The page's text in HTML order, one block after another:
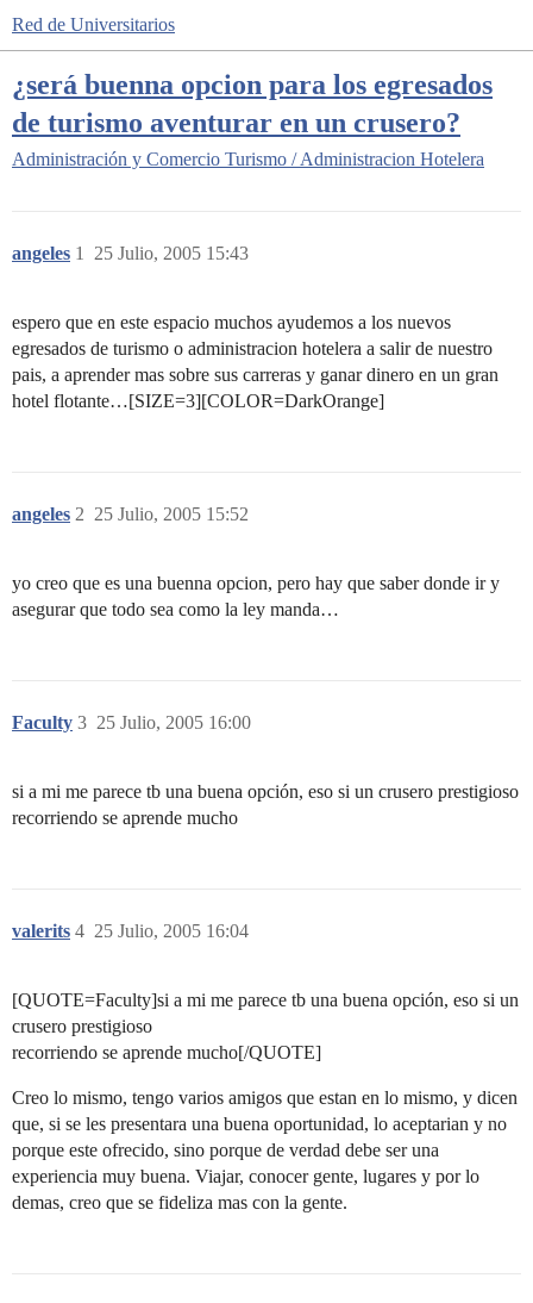
Red de Universitarios
¿será buenna opcion para los egresados
de turismo aventurar en un crusero?
Administración y Comercio Turismo / Administracion Hotelera
angeles 25 Julio, 2005 15:43
1
espero que en este espacio muchos ayudemos a los nuevos
egresados de turismo o administracion hotelera a salir de nuestro
pais, a aprender mas sobre sus carreras y ganar dinero en un gran
hotel flotante…[SIZE=3][COLOR=DarkOrange]
angeles 25 Julio, 2005 15:52
2
yo creo que es una buenna opcion, pero hay que saber donde ir y
asegurar que todo sea como la ley manda…
Faculty 25 Julio, 2005 16:00
3
si a mi me parece tb una buena opción, eso si un crusero prestigioso
recorriendo se aprende mucho
valerits 25 Julio, 2005 16:04
4
[QUOTE=Faculty]si a mi me parece tb una buena opción, eso si un
crusero prestigioso
recorriendo se aprende mucho[/QUOTE]
Creo lo mismo, tengo varios amigos que estan en lo mismo, y dicen
que, si se les presentara una buena oportunidad, lo aceptarian y no
porque este ofrecido, sino porque de verdad debe ser una
experiencia muy buena. Viajar, conocer gente, lugares y por lo
demas, creo que se fideliza mas con la gente.